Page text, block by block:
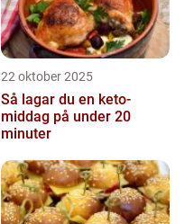
22 oktober 2025
Så lagar du en keto-
middag på under 20
minuter